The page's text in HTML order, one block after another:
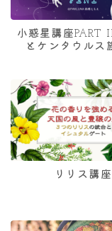
小惑星講座PART
とケンタウルス
リリス講座